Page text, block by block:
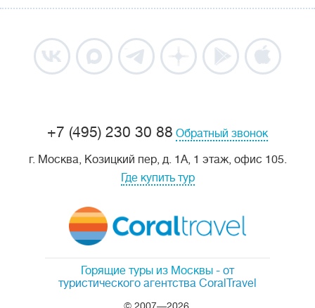
Горящие туры из Москвы - от
туристического агентства CoralTravel
+7 (495) 230 30 88 Обратный звонок
г. Москва, Козицкий пер, д. 1А, 1 этаж, офис 105.
Где купить тур